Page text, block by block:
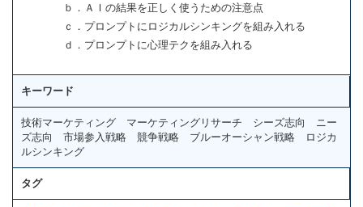
ｂ．ＡＩの結果を正しく使うための注意点
ｃ．プロンプトにロジカルシンキングを組み入れる
ｄ．プロンプトに心理テクを組み入れる
キーワード
技術マーケティング マーケティングリサーチ シーズ志向 ニー
ズ志向 市場参入戦略 競争戦略 ブルーオーシャン戦略 ロジカ
ルシンキング
タグ